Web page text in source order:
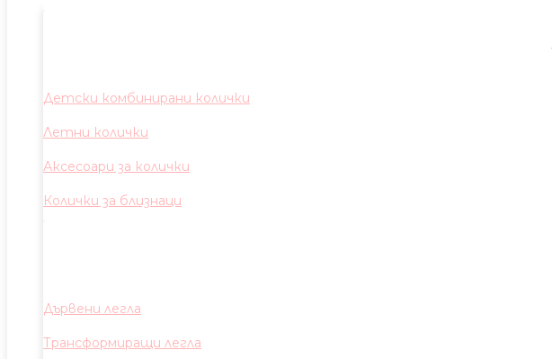
Детски комбинирани колички
Летни колички
Аксесоари за колички
Колички за близнаци
Дървени легла
Трансформиращи легла